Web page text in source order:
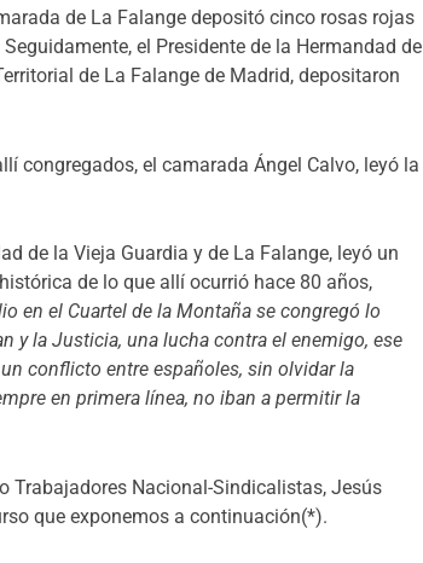
de La Falange depositó cinco rosas rojas
el Presidente de la Hermandad de
de La Falange de Madrid, depositaron
congregados, el camarada Ángel Calvo, leyó la
de la Vieja Guardia y de La Falange, leyó un
de lo que allí ocurrió hace 80 años,
en el Cuartel de la Montaña se congregó lo
y la Justicia, una lucha contra el enemigo, ese
conflicto entre españoles, sin olvidar la
en primera línea, no iban a permitir la
Trabajadores Nacional-Sindicalistas, Jesús
que exponemos a continuación(*).